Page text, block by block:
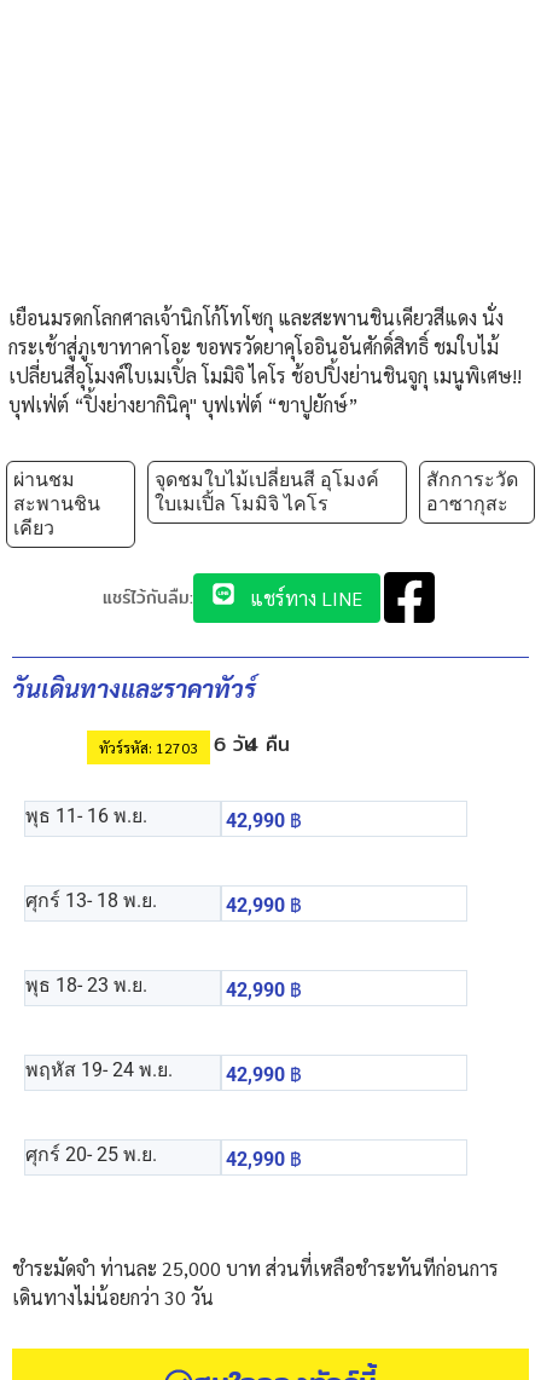
เยือนมรดกโลกศาลเจ้านิกโก้โทโซกุ และสะพานชินเคียวสีแดง นั่ง
กระเช้าสู่ภูเขาทาคาโอะ ขอพรวัดยาคุโออินอันศักดิ์สิทธิ์ ชมใบไม้
เปลี่ยนสีอุโมงค์ใบเมเปิ้ล โมมิจิ ไคโร ช้อปปิ้งย่านชินจูกุ เมนูพิเศษ!!
บุฟเฟ่ต์ “ปิ้งย่างยากินิคุ" บุฟเฟ่ต์ “ขาปูยักษ์”
ผ่านชม
สะพานชิน
เคียว
จุดชมใบไม้เปลี่ยนสี อุโมงค์
ใบเมเปิ้ล โมมิจิ ไคโร
สักการะวัด
อาซากุสะ
แชร์ไว้กันลืม: แชร์ทาง LINE
วันเดินทางและราคาทัวร์
ทัวร์รหัส: 12703 6 วัน4 คืน
พุธ 11- 16 พ.ย. 42,990 ฿
ศุกร์ 13- 18 พ.ย. 42,990 ฿
พุธ 18- 23 พ.ย. 42,990 ฿
พฤหัส 19- 24 พ.ย. 42,990 ฿
ศุกร์ 20- 25 พ.ย. 42,990 ฿
ชำระมัดจำ ท่านละ 25,000 บาท ส่วนที่เหลือชำระทันทีก่อนการ
เดินทางไม่น้อยกว่า 30 วัน